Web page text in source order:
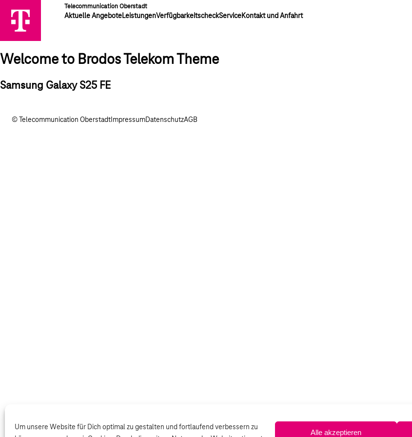
Um unsere Website für Dich optimal zu gestalten und fortlaufend verbessern zu
Alle akzeptieren
Telecommunication Oberstadt
Aktuelle AngeboteLeistungenVerfügbarkeitscheckServiceKontakt und Anfahrt
Welcome to Brodos Telekom Theme
Samsung Galaxy S25 FE
© Telecommunication Oberstadt ImpressumDatenschutzAGB